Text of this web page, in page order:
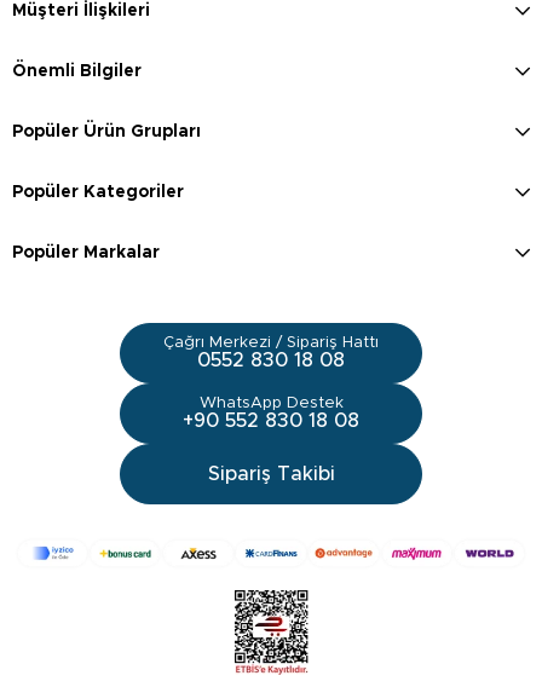
Müşteri İlişkileri
Önemli Bilgiler
Popüler Ürün Grupları
Popüler Kategoriler
Popüler Markalar
Çağrı Merkezi / Sipariş Hattı
0552 830 18 08
WhatsApp Destek
+90 552 830 18 08
Sipariş Takibi